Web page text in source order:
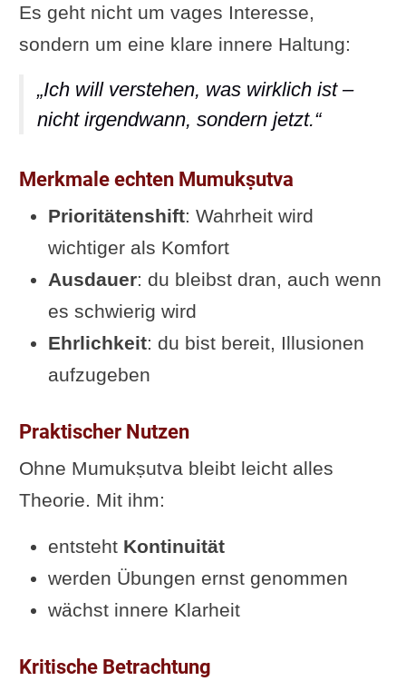
Es geht nicht um vages Interesse,
sondern um eine klare innere Haltung:
„Ich will verstehen, was wirklich ist –
nicht irgendwann, sondern jetzt.“
Merkmale echten Mumukṣutva
Prioritätenshift: Wahrheit wird
wichtiger als Komfort
Ausdauer: du bleibst dran, auch wenn
es schwierig wird
Ehrlichkeit: du bist bereit, Illusionen
aufzugeben
Praktischer Nutzen
Ohne Mumukṣutva bleibt leicht alles
Theorie. Mit ihm:
entsteht Kontinuität
werden Übungen ernst genommen
wächst innere Klarheit
Kritische Betrachtung